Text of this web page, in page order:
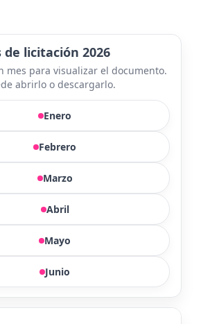
CONTACTO
de licitación 2026
mes para visualizar el documento.
abrirlo o descargarlo.
Enero
Febrero
Marzo
Abril
Mayo
Junio